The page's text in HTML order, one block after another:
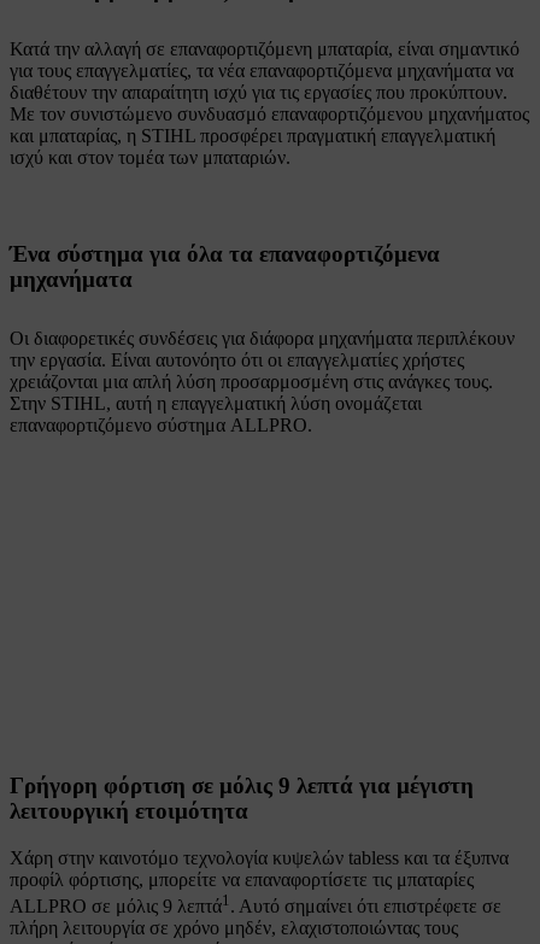
Κατά την αλλαγή σε επαναφορτιζόμενη μπαταρία, είναι σημαντικό
για τους επαγγελματίες, τα νέα επαναφορτιζόμενα μηχανήματα να
διαθέτουν την απαραίτητη ισχύ για τις εργασίες που προκύπτουν.
Με τον συνιστώμενο συνδυασμό επαναφορτιζόμενου μηχανήματος
και μπαταρίας, η STIHL προσφέρει πραγματική επαγγελματική
ισχύ και στον τομέα των μπαταριών.
Ένα σύστημα για όλα τα επαναφορτιζόμενα
μηχανήματα
Οι διαφορετικές συνδέσεις για διάφορα μηχανήματα περιπλέκουν
την εργασία. Είναι αυτονόητο ότι οι επαγγελματίες χρήστες
χρειάζονται μια απλή λύση προσαρμοσμένη στις ανάγκες τους.
Στην STIHL, αυτή η επαγγελματική λύση ονομάζεται
επαναφορτιζόμενο σύστημα ALLPRO.
Γρήγορη φόρτιση σε μόλις 9 λεπτά για μέγιστη
λειτουργική ετοιμότητα​
Χάρη στην καινοτόμο τεχνολογία κυψελών tabless και τα έξυπνα
προφίλ φόρτισης, μπορείτε να επαναφορτίσετε τις μπαταρίες
ALLPRO σε μόλις 9 λεπτά1 . Αυτό σημαίνει ότι επιστρέφετε σε
πλήρη λειτουργία σε χρόνο μηδέν, ελαχιστοποιώντας τους